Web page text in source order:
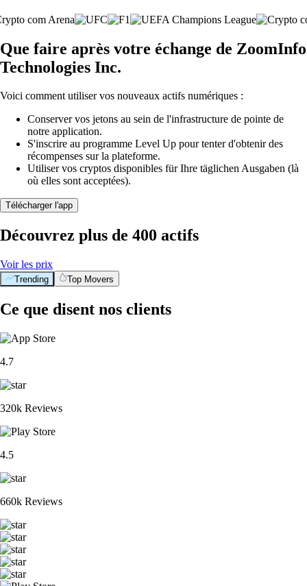
Que faire après votre échange de ZoomInfo
Technologies Inc.
Voici comment utiliser vos nouveaux actifs numériques :
Conserver vos jetons au sein de l'infrastructure de pointe de
notre application.
S'inscrire au programme Level Up pour tenter d'obtenir des
récompenses sur la plateforme.
Utiliser vos cryptos disponibles für Ihre täglichen Ausgaben (là
où elles sont acceptées).
Télécharger l'app
Découvrez plus de 400 actifs
Voir les prix
Trending Top Movers
Ce que disent nos clients
4.7
320k Reviews
4.5
660k Reviews